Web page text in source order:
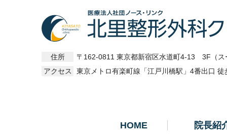
住所 〒162-0811 東京都新宿区水道町4-13 3F （
アクセス
東京メトロ有楽町線「江戸川橋駅」4番出口
HOME 院長紹